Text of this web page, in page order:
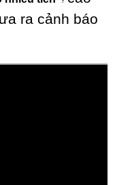
ra cảnh báo